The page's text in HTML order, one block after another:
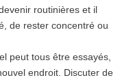
routinières et il
de rester concentré ou
peut tous être essayés,
endroit. Discuter de